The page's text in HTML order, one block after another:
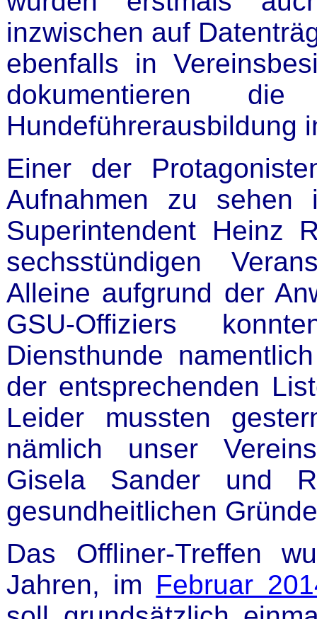
inzwischen auf
ebenfalls in
dokumentieren
Hundeführerausbildung
Einer der
Aufnahmen zu
Superintendent Heinz
sechsstündigen
Alleine aufgrund der
GSU-Offiziers
Diensthunde
der entsprechenden
Leider mussten
nämlich unser
Gisela Sander und
gesundheitlichen
Das Offliner-Treffen
Jahren, im Februar